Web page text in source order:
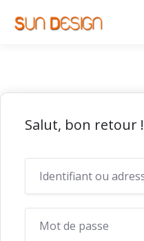
Salut, bon retour !